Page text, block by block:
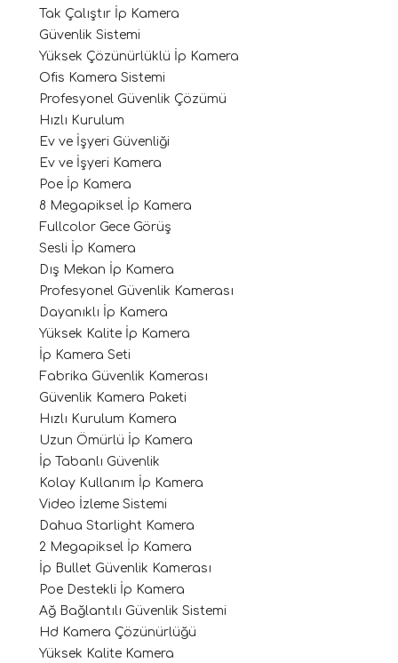
Tak Çalıştır İp Kamera
Güvenlik Sistemi
Yüksek Çözünürlüklü İp Kamera
Ofis Kamera Sistemi
Profesyonel Güvenlik Çözümü
Hızlı Kurulum
Ev ve İşyeri Güvenliği
Ev ve İşyeri Kamera
Poe İp Kamera
8 Megapiksel İp Kamera
Fullcolor Gece Görüş
Sesli İp Kamera
Dış Mekan İp Kamera
Profesyonel Güvenlik Kamerası
Dayanıklı İp Kamera
Yüksek Kalite İp Kamera
İp Kamera Seti
Fabrika Güvenlik Kamerası
Güvenlik Kamera Paketi
Hızlı Kurulum Kamera
Uzun Ömürlü İp Kamera
İp Tabanlı Güvenlik
Kolay Kullanım İp Kamera
Video İzleme Sistemi
Dahua Starlight Kamera
2 Megapiksel İp Kamera
İp Bullet Güvenlik Kamerası
Poe Destekli İp Kamera
Ağ Bağlantılı Güvenlik Sistemi
Hd Kamera Çözünürlüğü
Yüksek Kalite Kamera